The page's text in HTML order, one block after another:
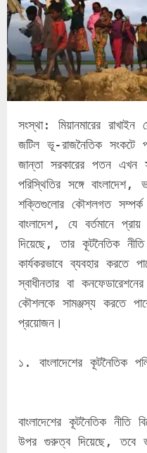
সংস্থা: মিয়ানমারের রাখাইন
জটিল ভূ-রাজনৈতিক সংকটে
জান্তা সরকারের পতন এখন
পরিস্থিতির সঙ্গে
শক্তিগুলোর কৌশলগত
বাংলাদেশ, যে বর্তমানে
দিয়েছে, তার কূটনৈতিক
কার্যকরভাবে ব্যবহার করতে
স্বাধীনতার বা
কৌশলকে সামঞ্জস্য করতে
প্রয়োজন।
১. বাংলাদেশের কূটনৈতিক
বাংলাদেশের কূটনৈতিক নীতি
উপর গুরুত্ব দিয়েছে, তবে